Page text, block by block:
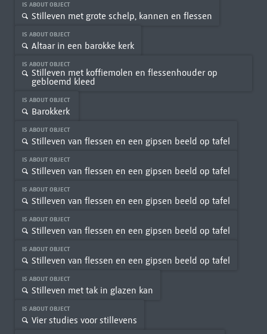
IS ABOUT OBJECT
Stilleven met grote schelp, kannen en flessen
IS ABOUT OBJECT
Altaar in een barokke kerk
IS ABOUT OBJECT
Stilleven met koffiemolen en flessenhouder op
gebloemd kleed
IS ABOUT OBJECT
Barokkerk
IS ABOUT OBJECT
Stilleven van flessen en een gipsen beeld op tafel
IS ABOUT OBJECT
Stilleven van flessen en een gipsen beeld op tafel
IS ABOUT OBJECT
Stilleven van flessen en een gipsen beeld op tafel
IS ABOUT OBJECT
Stilleven van flessen en een gipsen beeld op tafel
IS ABOUT OBJECT
Stilleven van flessen en een gipsen beeld op tafel
IS ABOUT OBJECT
Stilleven met tak in glazen kan
IS ABOUT OBJECT
Vier studies voor stillevens